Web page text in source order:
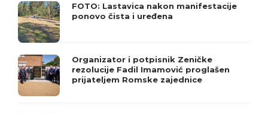
FOTO: Lastavica nakon manifestacije
ponovo čista i uređena
Organizator i potpisnik Zeničke
rezolucije Fadil Imamović proglašen
prijateljem Romske zajednice